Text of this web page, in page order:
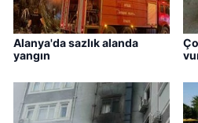
Alanya'da sazlık alanda
yangın